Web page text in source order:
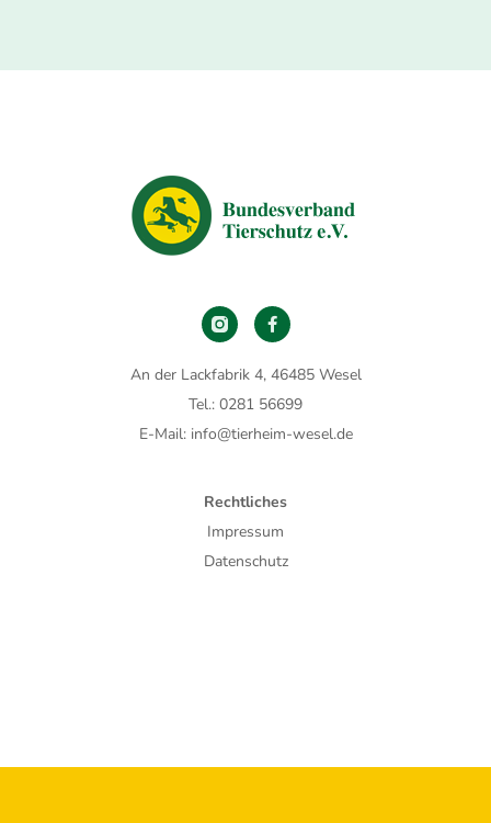
An der Lackfabrik 4, 46485 Wesel
Tel.: 0281 56699
E-Mail: info@tierheim-wesel.de
Rechtliches
Impressum
Datenschutz